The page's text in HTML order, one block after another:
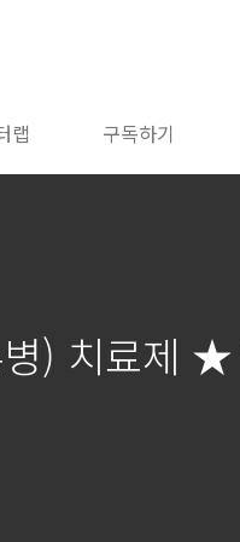
랩 구독하기
) 치료제